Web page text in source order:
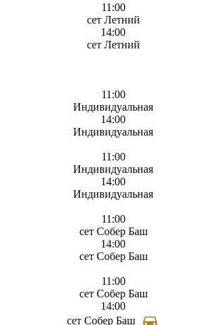
11:00
сет Летний
14:00
сет Летний
11:00
Индивидуальная
14:00
Индивидуальная
11:00
Индивидуальная
14:00
Индивидуальная
11:00
сет Собер Баш
14:00
сет Собер Баш
11:00
сет Собер Баш
14:00
сет Собер Баш